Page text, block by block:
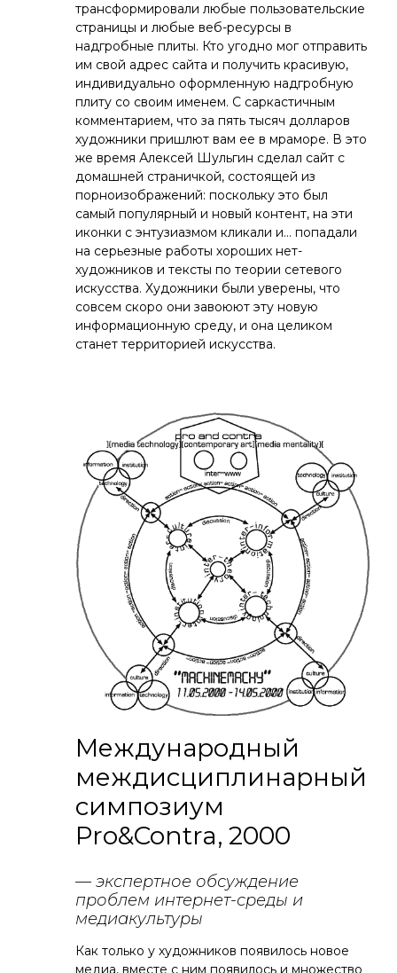
трансформировали любые пользовательские
страницы и любые веб-ресурсы в
надгробные плиты. Кто угодно мог отправить
им свой адрес сайта и получить красивую,
индивидуально оформленную надгробную
плиту со своим именем. С саркастичным
комментарием, что за пять тысяч долларов
художники пришлют вам ее в мраморе. В это
же время Алексей Шульгин сделал сайт с
домашней страничкой, состоящей из
порноизображений: поскольку это был
самый популярный и новый контент, на эти
иконки с энтузиазмом кликали и… попадали
на серьезные работы хороших нет-
художников и тексты по теории сетевого
искусства. Художники были уверены, что
совсем скоро они завоюют эту новую
информационную среду, и она целиком
станет территорией искусства.
Международный
междисциплинарный
симпозиум
Pro&Contra, 2000
— экспертное обсуждение
проблем интернет-среды и
медиакультуры
Как только у художников появилось новое
медиа, вместе с ним появилось и множество